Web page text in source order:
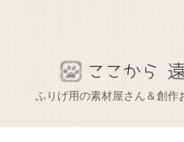
ふりげ用の素材屋さん＆創作